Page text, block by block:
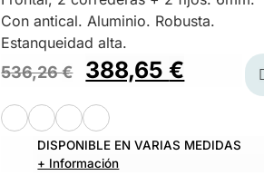
Con antical. Aluminio. Robusta.
Estanqueidad alta.
536,26€ 388,65€
DISPONIBLE EN VARIAS MEDIDAS
+ Información